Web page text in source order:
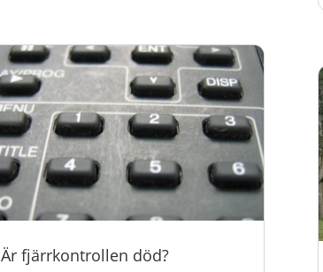
Är fjärrkontrollen död?